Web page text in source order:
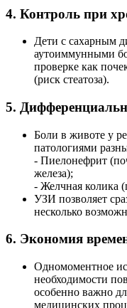
4. Контроль при
Дети с сахарным
аутоиммунными
проверке как
(риск стеатоза).
5.
Боли в животе у
патологиями
- Пиелонефрит
железа);
- Желчная колика
УЗИ позволяет
несколько
6. Экономия
Одномоментное
необходимости
особенно важно
медицинских